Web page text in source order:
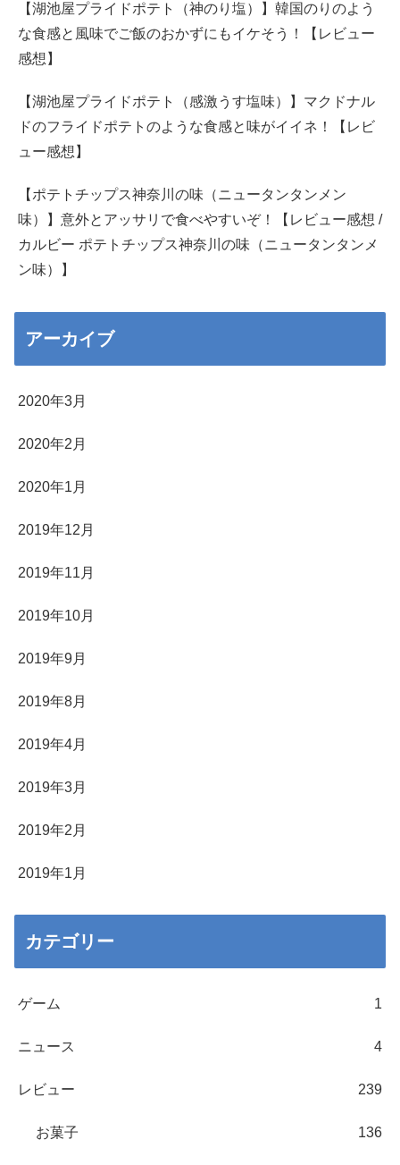
【湖池屋プライドポテト（神のり塩）】韓国のりのよう
な食感と風味でご飯のおかずにもイケそう！【レビュー
感想】
【湖池屋プライドポテト（感激うす塩味）】マクドナル
ドのフライドポテトのような食感と味がイイネ！【レビ
ュー感想】
【ポテトチップス神奈川の味（ニュータンタンメン
味）】意外とアッサリで食べやすいぞ！【レビュー感想 /
カルビー ポテトチップス神奈川の味（ニュータンタンメ
ン味）】
アーカイブ
2020年3月
2020年2月
2020年1月
2019年12月
2019年11月
2019年10月
2019年9月
2019年8月
2019年4月
2019年3月
2019年2月
2019年1月
カテゴリー
ゲーム 1
ニュース 4
レビュー 239
お菓子 136